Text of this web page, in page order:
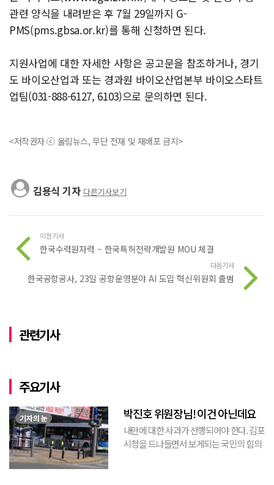
관련 양식을 내려받은 후 7월 29일까지 G-
PMS(pms.gbsa.or.kr)를 통해 신청하면 된다.
지원사업에 대한 자세한 사항은 공고문을 참조하거나, 경기
도 바이오산업과 또는 경과원 바이오산업본부 바이오스타트
업팀(031-888-6127, 6103)으로 문의하면 된다.
<저작권자 ⓒ 울림뉴스, 무단 전재 및 재배포 금지>
김용식 기자 다른기사보기
이전기사
한국수력원자력 – 한국특허전략개발원 MOU 체결
다음기사
한국공항공사, 23일 공항운영분야 AI 도입 혁신위원회 출범
관련기사
주요기사
기자의 눈 박진호 위원장님! 이건 아닌데요
내란에 대한 사과가 선행되어야 한다. 김포
시청을 드나들면서 보게되는 국민의 힘의